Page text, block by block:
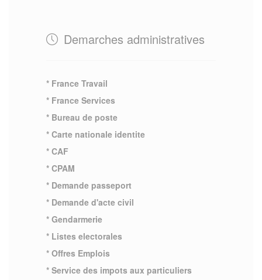
Demarches administratives
* France Travail
* France Services
* Bureau de poste
* Carte nationale identite
* CAF
* CPAM
* Demande passeport
* Demande d'acte civil
* Gendarmerie
* Listes electorales
* Offres Emplois
* Service des impots aux particuliers